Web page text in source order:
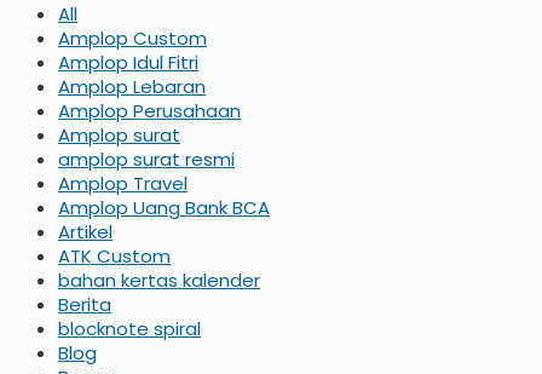
All
Amplop Custom
Amplop Idul Fitri
Amplop Lebaran
Amplop Perusahaan
Amplop surat
amplop surat resmi
Amplop Travel
Amplop Uang Bank BCA
Artikel
ATK Custom
bahan kertas kalender
Berita
blocknote spiral
Blog